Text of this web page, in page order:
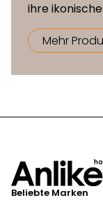
ihre
Mehr
Beliebte Marken